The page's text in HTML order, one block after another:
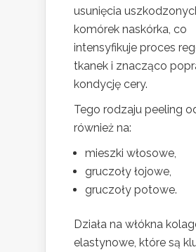
usunięcia
komórek naskórka, co
intensyfikuje proces
tkanek i znacząco
kondycję cery.
Tego rodzaju peeling
również na:
mieszki włosowe,
gruczoły łojowe,
gruczoły potowe.
Działa na włókna
elastynowe, które są